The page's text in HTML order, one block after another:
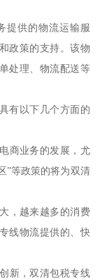
提供的物流运输服
政策的支持。该物
处理、物流配送等
有以下几个方面的
商业务的发展，尤
”等政策的将为双清
，越来越多的消费
线物流提供的、快
新，双清包税专线